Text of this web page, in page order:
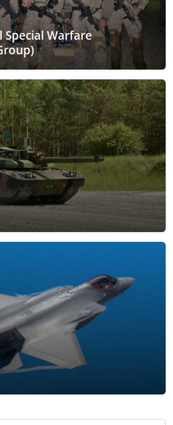
Special Warfare